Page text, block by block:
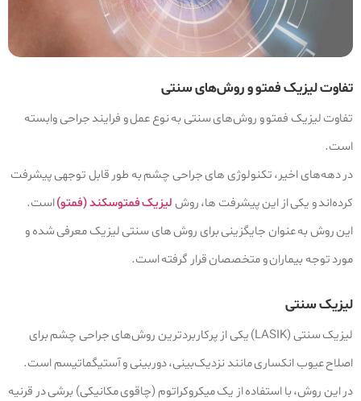
تفاوت لیزیک فمتو و روش‌های سنتی
تفاوت لیزیک فمتو و روش‌های سنتی به نوع عمل و فرایند جراحی وابسته
است.
در دهه‌های اخیر، تکنولوژی‌ های جراحی چشم به طور قابل‌ توجهی پیشرفت
کرده‌اند و یکی از این پیشرفت‌ ها، روشلیزیک فمتوسکند (فمتو)است.
این روش به عنوان جایگزینی برای روش‌ های سنتی لیزیک معرفی شده و
مورد توجه بیماران و متخصصان قرار گرفته است.
لیزیک سنتی
لیزیک سنتی (LASIK) یکی از پرکاربردترین روش‌های جراحی چشم برای
اصلاح عیوب انکساری مانند نزدیک‌بینی، دوربینی و آستیگماتیسم است.
در این روش، با استفاده از یک میکروکراتوم (چاقوی مکانیکی) برشی در قرنیه